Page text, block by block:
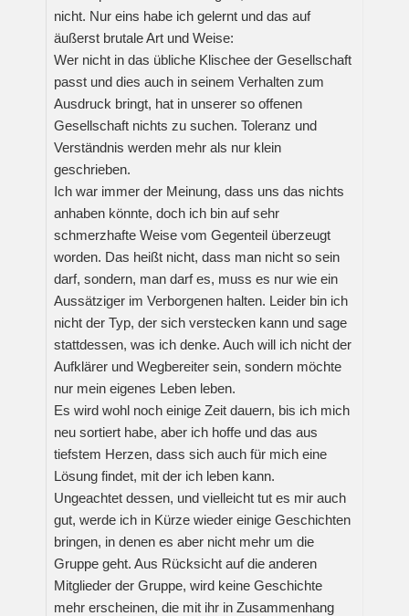
nicht. Nur eins habe ich gelernt und das auf
äußerst brutale Art und Weise:
Wer nicht in das übliche Klischee der Gesellschaft
passt und dies auch in seinem Verhalten zum
Ausdruck bringt, hat in unserer so offenen
Gesellschaft nichts zu suchen. Toleranz und
Verständnis werden mehr als nur klein
geschrieben.
Ich war immer der Meinung, dass uns das nichts
anhaben könnte, doch ich bin auf sehr
schmerzhafte Weise vom Gegenteil überzeugt
worden. Das heißt nicht, dass man nicht so sein
darf, sondern, man darf es, muss es nur wie ein
Aussätziger im Verborgenen halten. Leider bin ich
nicht der Typ, der sich verstecken kann und sage
stattdessen, was ich denke. Auch will ich nicht der
Aufklärer und Wegbereiter sein, sondern möchte
nur mein eigenes Leben leben.
Es wird wohl noch einige Zeit dauern, bis ich mich
neu sortiert habe, aber ich hoffe und das aus
tiefstem Herzen, dass sich auch für mich eine
Lösung findet, mit der ich leben kann.
Ungeachtet dessen, und vielleicht tut es mir auch
gut, werde ich in Kürze wieder einige Geschichten
bringen, in denen es aber nicht mehr um die
Gruppe geht. Aus Rücksicht auf die anderen
Mitglieder der Gruppe, wird keine Geschichte
mehr erscheinen, die mit ihr in Zusammenhang